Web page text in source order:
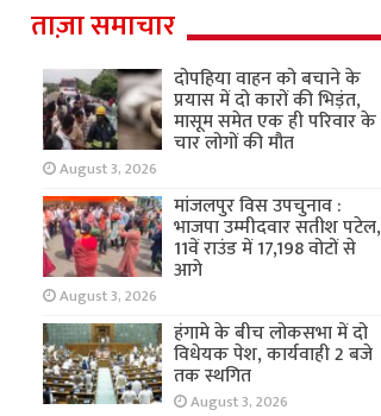
ताज़ा समाचार
दोपहिया वाहन को बचाने के
प्रयास में दो कारों की भिड़ंत,
मासूम समेत एक ही परिवार के
चार लोगों की मौत
August 3, 2026
मांजलपुर विस उपचुनाव :
भाजपा उम्मीदवार सतीश पटेल,
11वें राउंड में 17,198 वोटों से
आगे
August 3, 2026
हंगामे के बीच लोकसभा में दो
विधेयक पेश, कार्यवाही 2 बजे
तक स्थगित
August 3, 2026